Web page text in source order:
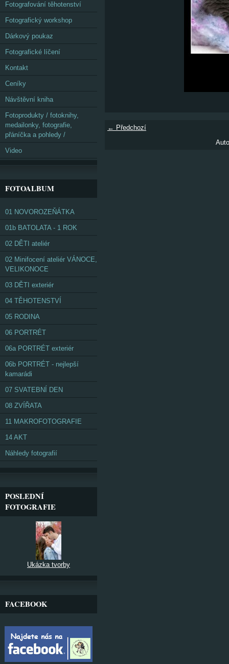
← Předchozí
Fotografování těhotenství
Fotografický workshop
Dárkový poukaz
Fotografické líčení
Kontakt
Ceníky
Návštěvní kniha
Fotoprodukty / fotoknihy,
medailonky, fotografie,
přáníčka a pohledy /
Video
FOTOALBUM
01 NOVOROZEŇÁTKA
01b BATOLATA - 1 ROK
02 DĚTI ateliér
02 Minifocení ateliér VÁNOCE,
VELIKONOCE
03 DĚTI exteriér
04 TĚHOTENSTVÍ
05 RODINA
06 PORTRÉT
06a PORTRÉT exteriér
06b PORTRÉT - nejlepší
kamarádi
07 SVATEBNÍ DEN
08 ZVÍŘATA
11 MAKROFOTOGRAFIE
14 AKT
Náhledy fotografií
POSLEDNÍ
FOTOGRAFIE
Ukázka tvorby
FACEBOOK